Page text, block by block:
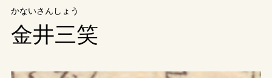
かないさんしょう
金井三笑